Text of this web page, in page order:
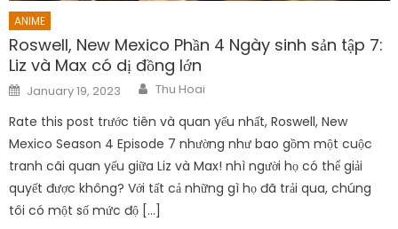
ANIME
Roswell, New Mexico Phần 4 Ngày sinh sản tập 7:
Liz và Max có dị đồng lớn
Posted
on
January 19, 2023 Author
Thu Hoai
Rate this post trước tiên và quan yếu nhất, Roswell, New
Mexico Season 4 Episode 7 nhường như bao gồm một cuộc
tranh cãi quan yếu giữa Liz và Max! nhì người họ có thể giải
quyết được không? Với tất cả những gì họ đã trải qua, chúng
tôi có một số mức độ […]